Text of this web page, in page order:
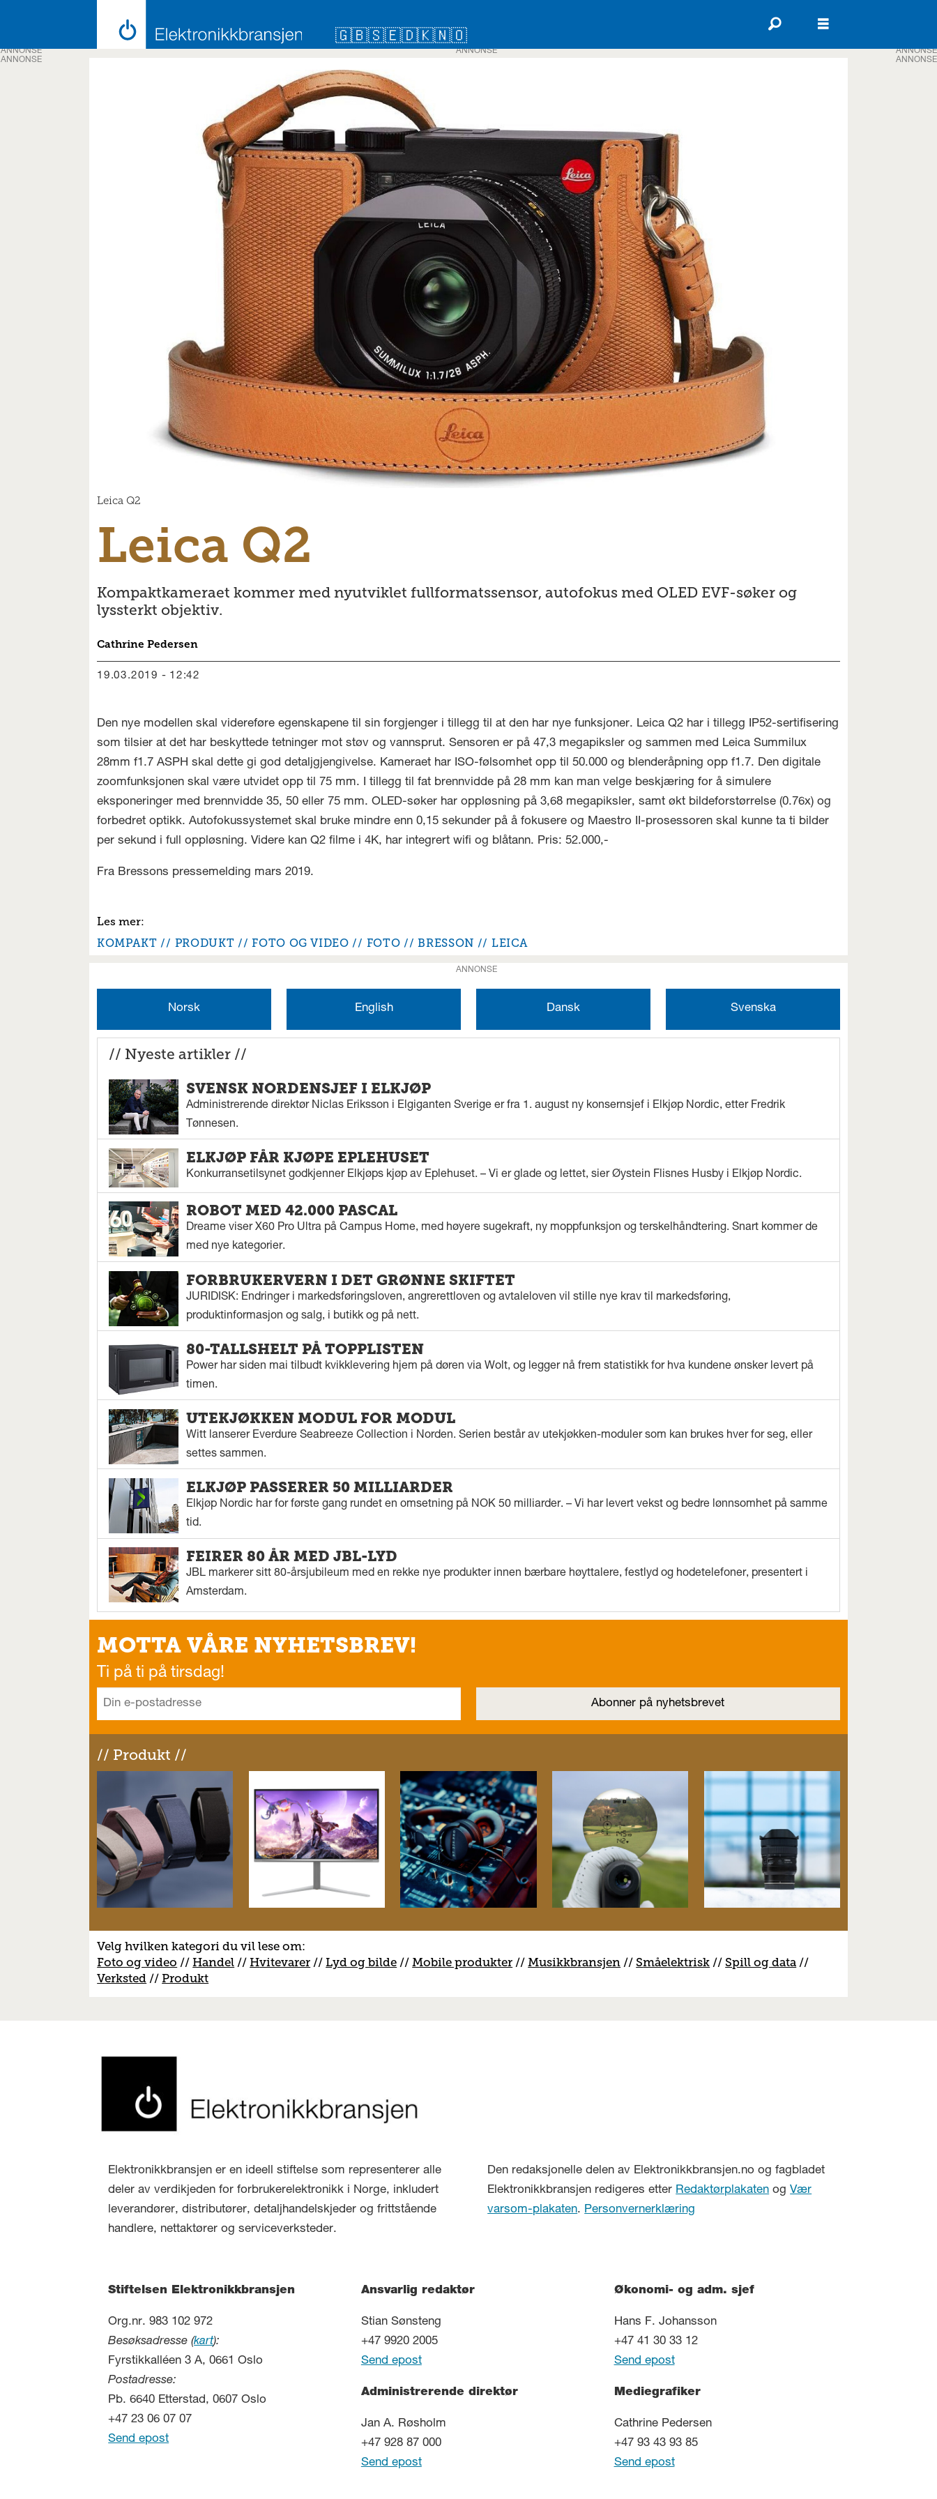
🇬🇧🇸🇪🇩🇰🇳🇴
ANNONSE
Leica Q2
Leica Q2
Kompaktkameraet kommer med nyutviklet fullformatssensor, autofokus med OLED EVF-søker og
lyssterkt objektiv.
Cathrine Pedersen
19.03.2019 - 12:42
Den nye modellen skal videreføre egenskapene til sin forgjenger i tillegg til at den har nye funksjoner. Leica Q2 har i tillegg IP52-sertifisering
som tilsier at det har beskyttede tetninger mot støv og vannsprut. Sensoren er på 47,3 megapiksler og sammen med Leica Summilux
28mm f1.7 ASPH skal dette gi god detaljgjengivelse. Kameraet har ISO-følsomhet opp til 50.000 og blenderåpning opp f1.7. Den digitale
zoomfunksjonen skal være utvidet opp til 75 mm. I tillegg til fat brennvidde på 28 mm kan man velge beskjæring for å simulere
eksponeringer med brennvidde 35, 50 eller 75 mm. OLED-søker har oppløsning på 3,68 megapiksler, samt økt bildeforstørrelse (0.76x) og
forbedret optikk. Autofokussystemet skal bruke mindre enn 0,15 sekunder på å fokusere og Maestro II-prosessoren skal kunne ta ti bilder
per sekund i full oppløsning. Videre kan Q2 filme i 4K, har integrert wifi og blåtann. Pris: 52.000,-
Fra Bressons pressemelding mars 2019.
KOMPAKT PRODUKT FOTO OG VIDEO FOTO BRESSON LEICA
ANNONSE
Norsk English Dansk Svenska
// Nyeste artikler //
SVENSK NORDENSJEF I ELKJØP
Administrerende direktør Niclas Eriksson i Elgiganten Sverige er fra 1. august ny konsernsjef i Elkjøp Nordic, etter Fredrik
Tønnesen.
ELKJØP FÅR KJØPE EPLEHUSET
Konkurransetilsynet godkjenner Elkjøps kjøp av Eplehuset. – Vi er glade og lettet, sier Øystein Flisnes Husby i Elkjøp Nordic.
ROBOT MED 42.000 PASCAL
Dreame viser X60 Pro Ultra på Campus Home, med høyere sugekraft, ny moppfunksjon og terskelhåndtering. Snart kommer de
med nye kategorier.
FORBRUKERVERN I DET GRØNNE SKIFTET
JURIDISK: Endringer i markedsføringsloven, angrerettloven og avtaleloven vil stille nye krav til markedsføring,
produktinformasjon og salg, i butikk og på nett.
80-TALLSHELT PÅ TOPPLISTEN
Power har siden mai tilbudt kvikklevering hjem på døren via Wolt, og legger nå frem statistikk for hva kundene ønsker levert på
timen.
UTEKJØKKEN MODUL FOR MODUL
Witt lanserer Everdure Seabreeze Collection i Norden. Serien består av utekjøkken-moduler som kan brukes hver for seg, eller
settes sammen.
ELKJØP PASSERER 50 MILLIARDER
Elkjøp Nordic har for første gang rundet en omsetning på NOK 50 milliarder. – Vi har levert vekst og bedre lønnsomhet på samme
tid.
FEIRER 80 ÅR MED JBL-LYD
JBL markerer sitt 80-årsjubileum med en rekke nye produkter innen bærbare høyttalere, festlyd og hodetelefoner, presentert i
Amsterdam.
MOTTA VÅRE NYHETSBREV!
Ti på ti på tirsdag!
// Produkt //
Velg hvilken kategori du vil lese om:
Foto og video //Handel //Hvitevarer // Lyd og bilde //Mobile produkter //Musikkbransjen // Småelektrisk // Spill og data //
Verksted //Produkt
ANNONSE
ANNONSE
ANNONSE
ANNONSE
Elektronikkbransjen er en ideell stiftelse som representerer alle
deler av verdikjeden for forbrukerelektronikk i Norge, inkludert
leverandører, distributører, detaljhandelskjeder og frittstående
handlere, nettaktører og serviceverksteder.
Den redaksjonelle delen av Elektronikkbransjen.no og fagbladet
Elektronikkbransjen redigeres etter Redaktørplakaten ogVær
varsom-plakaten. Personvernerklæring
Stiftelsen Elektronikkbransjen
Org.nr. 983 102 972
Besøksadresse (kart):
Fyrstikkalléen 3 A, 0661 Oslo
Postadresse:
Pb. 6640 Etterstad, 0607 Oslo
+47 23 06 07 07
Send epost
Ansvarlig redaktør
Stian Sønsteng
+47 9920 2005
Send epost
Administrerende direktør
Jan A. Røsholm
+47 928 87 000
Send epost
Økonomi- og adm. sjef
Hans F. Johansson
+47 41 30 33 12
Send epost
Mediegrafiker
Cathrine Pedersen
+47 93 43 93 85
Send epost